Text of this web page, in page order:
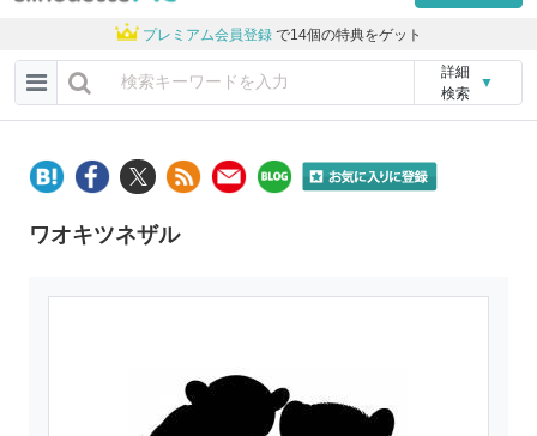
プレミアム会員登録 で14個の特典をゲット
詳細
検索
▼
ワオキツネザル